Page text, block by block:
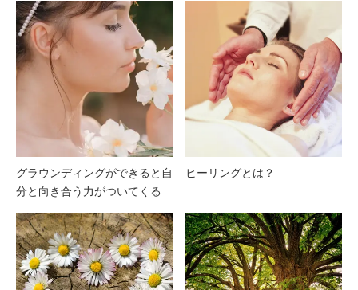
グラウンディングができると自
分と向き合う力がついてくる
ヒーリングとは？